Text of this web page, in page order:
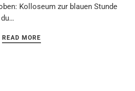
Kolloseum zur blauen Stunde
READ MORE